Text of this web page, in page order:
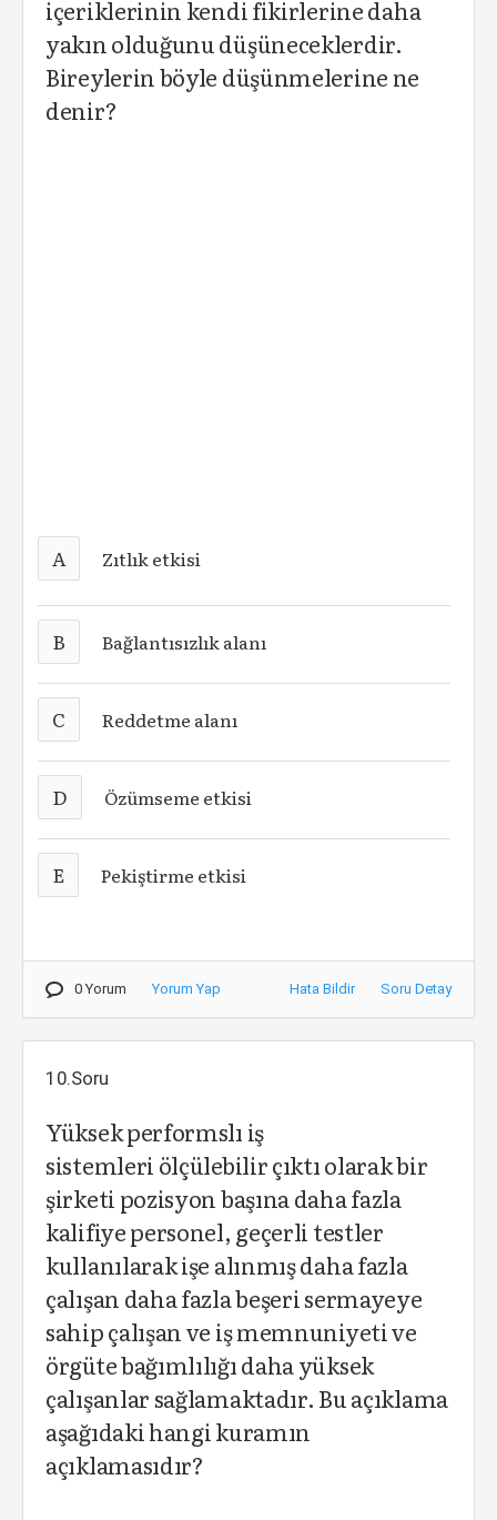
içeriklerinin kendi fikirlerine daha
yakın olduğunu düşüneceklerdir.
Bireylerin böyle düşünmelerine ne
denir?
A Zıtlık etkisi
B Bağlantısızlık alanı
C Reddetme alanı
D Özümseme etkisi
E Pekiştirme etkisi
0 Yorum Yorum Yap Hata Bildir Soru Detay
10.Soru
Yüksek performslı iş
sistemleri ölçülebilir çıktı olarak bir
şirketi pozisyon başına daha fazla
kalifiye personel, geçerli testler
kullanılarak işe alınmış daha fazla
çalışan daha fazla beşeri sermayeye
sahip çalışan ve iş memnuniyeti ve
örgüte bağımlılığı daha yüksek
çalışanlar sağlamaktadır. Bu açıklama
aşağıdaki hangi kuramın
açıklamasıdır?